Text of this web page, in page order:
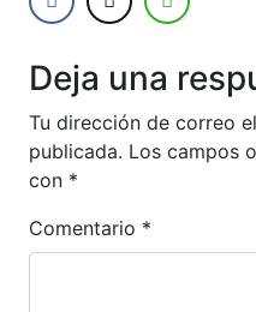
Deja una
Tu dirección de correo
publicada. Los campos
con *
Comentario *